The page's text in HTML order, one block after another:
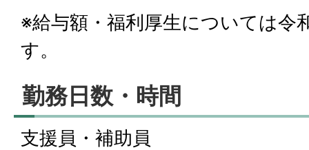
※給与額・福利厚生については令
す。
勤務日数・時間
支援員・補助員